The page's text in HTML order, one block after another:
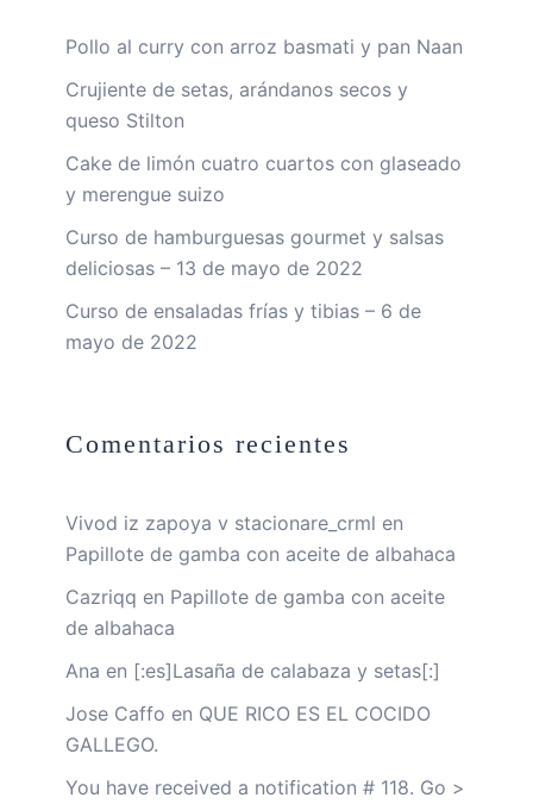
Pollo al curry con arroz basmati y pan Naan
Crujiente de setas, arándanos secos y
queso Stilton
Cake de limón cuatro cuartos con glaseado
y merengue suizo
Curso de hamburguesas gourmet y salsas
deliciosas – 13 de mayo de 2022
Curso de ensaladas frías y tibias – 6 de
mayo de 2022
Comentarios recientes
Vivod iz zapoya v stacionare_crml en
Papillote de gamba con aceite de albahaca
Cazriqq en Papillote de gamba con aceite
de albahaca
Ana en [:es]Lasaña de calabaza y setas[:]
Jose Caffo en QUE RICO ES EL COCIDO
GALLEGO.
You have received a notification # 118. Go >